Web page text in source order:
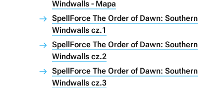
Windwalls - Mapa
SpellForce The Order of Dawn: Southern
Windwalls cz.1
SpellForce The Order of Dawn: Southern
Windwalls cz.2
SpellForce The Order of Dawn: Southern
Windwalls cz.3